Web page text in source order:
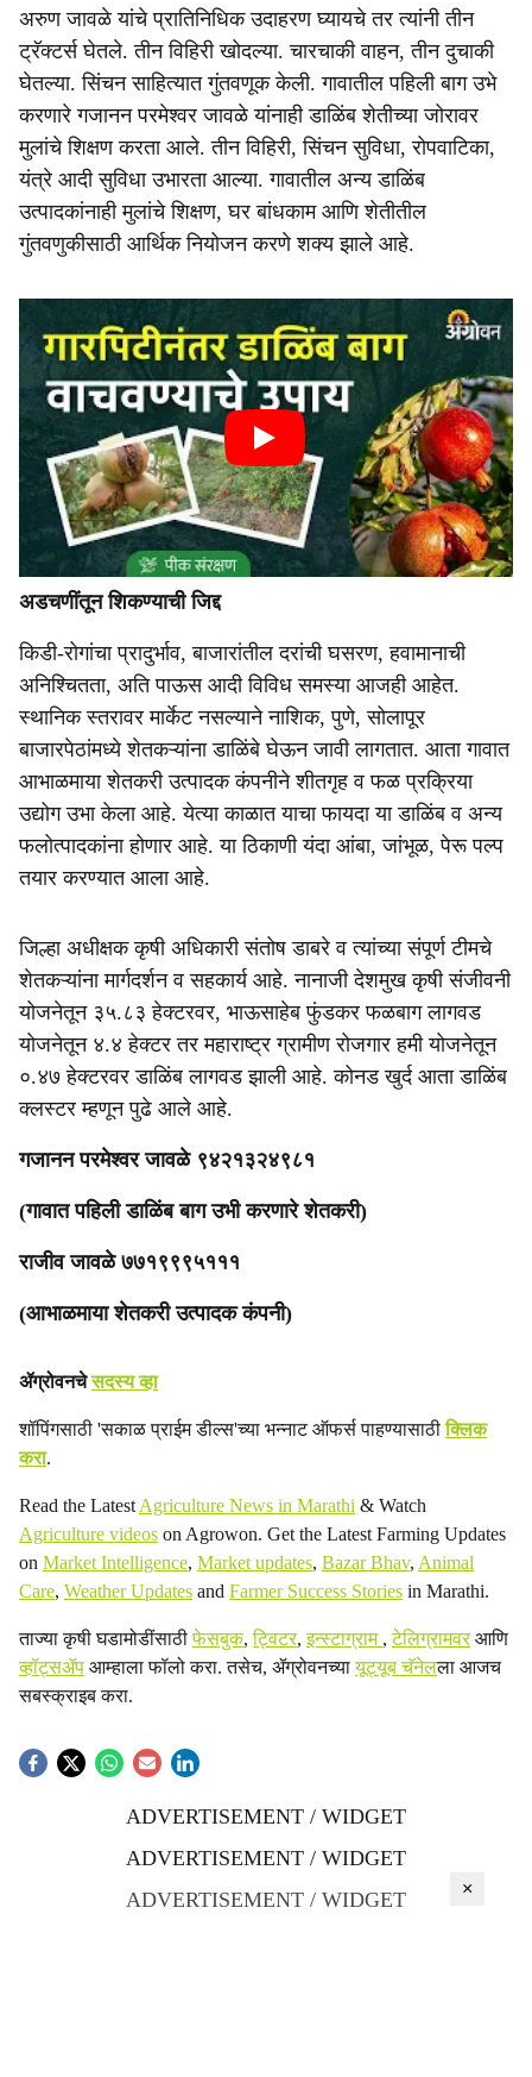
अरुण जावळे यांचे प्रातिनिधिक उदाहरण घ्यायचे तर त्यांनी तीन
ट्रॅक्टर्स घेतले. तीन विहिरी खोदल्या. चारचाकी वाहन, तीन दुचाकी
घेतल्या. सिंचन साहित्यात गुंतवणूक केली. गावातील पहिली बाग उभे
करणारे गजानन परमेश्वर जावळे यांनाही डाळिंब शेतीच्या जोरावर
मुलांचे शिक्षण करता आले. तीन विहिरी, सिंचन सुविधा, रोपवाटिका,
यंत्रे आदी सुविधा उभारता आल्या. गावातील अन्य डाळिंब
उत्पादकांनाही मुलांचे शिक्षण, घर बांधकाम आणि शेतीतील
गुंतवणुकीसाठी आर्थिक नियोजन करणे शक्य झाले आहे.
अडचणींतून शिकण्याची जिद्द
किडी-रोगांचा प्रादुर्भाव, बाजारांतील दरांची घसरण, हवामानाची
अनिश्चितता, अति पाऊस आदी विविध समस्या आजही आहेत.
स्थानिक स्तरावर मार्केट नसल्याने नाशिक, पुणे, सोलापूर
बाजारपेठांमध्ये शेतकऱ्यांना डाळिंबे घेऊन जावी लागतात. आता गावात
आभाळमाया शेतकरी उत्पादक कंपनीने शीतगृह व फळ प्रक्रिया
उद्योग उभा केला आहे. येत्या काळात याचा फायदा या डाळिंब व अन्य
फलोत्पादकांना होणार आहे. या ठिकाणी यंदा आंबा, जांभूळ, पेरू पल्प
तयार करण्यात आला आहे.
जिल्हा अधीक्षक कृषी अधिकारी संतोष डाबरे व त्यांच्या संपूर्ण टीमचे
शेतकऱ्यांना मार्गदर्शन व सहकार्य आहे. नानाजी देशमुख कृषी संजीवनी
योजनेतून ३५.८३ हेक्टरवर, भाऊसाहेब फुंडकर फळबाग लागवड
योजनेतून ४.४ हेक्टर तर महाराष्ट्र ग्रामीण रोजगार हमी योजनेतून
०.४७ हेक्टरवर डाळिंब लागवड झाली आहे. कोनड खुर्द आता डाळिंब
क्लस्टर म्हणून पुढे आले आहे.
गजानन परमेश्वर जावळे ९४२१३२४९८१
(गावात पहिली डाळिंब बाग उभी करणारे शेतकरी)
राजीव जावळे ७७१९९९५१११
(आभाळमाया शेतकरी उत्पादक कंपनी)
ॲग्रोवनचेसदस्य व्हा
शॉपिंगसाठी 'सकाळ प्राईम डील्स'च्या भन्नाट ऑफर्स पाहण्यासाठीक्लिक
करा.
Read the Latest Agriculture News in Marathi & Watch
Agriculture videos on Agrowon. Get the Latest Farming Updates
on Market Intelligence, Market updates, Bazar Bhav, Animal
Care, Weather Updates and Farmer Success Stories in Marathi.
ताज्या कृषी घडामोडींसाठीफेसबुक,ट्विटर,इन्स्टाग्राम ,टेलिग्रामवरआणि
व्हॉट्सॲप आम्हाला फॉलो करा. तसेच, ॲग्रोवनच्यायूट्यूब चॅनेलला आजच
सबस्क्राइब करा.
ADVERTISEMENT / WIDGET
ADVERTISEMENT / WIDGET
ADVERTISEMENT / WIDGET
×